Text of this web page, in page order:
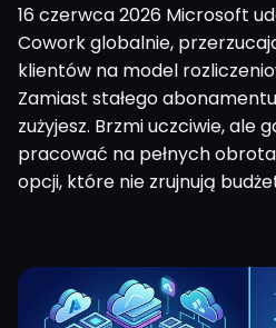
16 czerwca 2026 Microsoft
Cowork globalnie,
klientów na model
Zamiast stałego
zużyjesz. Brzmi uczciwie, ale
pracować na pełnych
opcji, które nie zrujnują